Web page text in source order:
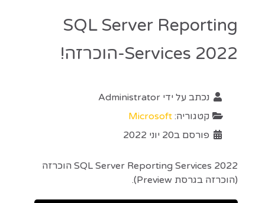
SQL Server Reporting
Services 2022-הוכרזה!
נכתב על ידי Administrator
קטגוריה: Microsoft
פורסם ב20 יוני 2022
SQL Server Reporting Services 2022 הוכרזה
(הוכרזה בגרסת Preview).